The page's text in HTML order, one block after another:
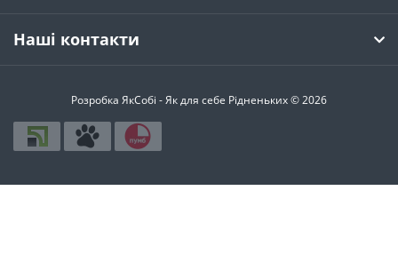
Наші контакти
Розробка ЯкСобі - Як для себе Рідненьких © 2026